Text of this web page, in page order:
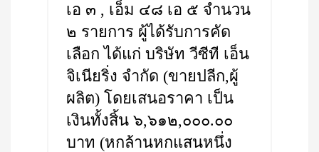
เอ ๓ , เอ็ม ๔๘ เอ ๕ จำนวน
๒ รายการ ผู้ได้รับการคัด
เลือก ได้แก่ บริษัท วีซีที เอ็น
จิเนียริ่ง จำกัด (ขายปลีก,ผู้
ผลิต) โดยเสนอราคา เป็น
เงินทั้งสิ้น ๖,๖๑๒,๐๐๐.๐๐
บาท (หกล้านหกแสนหนึ่ง